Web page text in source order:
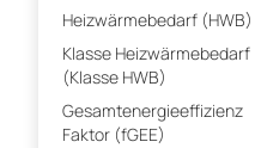
Heizwärmebedarf (HWB)
Klasse Heizwärmebedarf
(Klasse HWB)
Gesamtenergieeffizienz
Faktor (fGEE)